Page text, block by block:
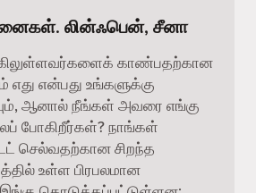
லின்ஃபென், சீனா
காண்பதற்கான
என்பது உங்களுக்கு
ஆனால் நீங்கள் அவரை எங்கு
போகிறீர்கள்? நாங்கள்
செல்வதற்கான சிறந்த
உள்ள பிரபலமான